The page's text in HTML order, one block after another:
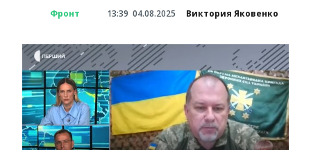
Фронт 13:39 04.08.2025 Виктория Яковенко